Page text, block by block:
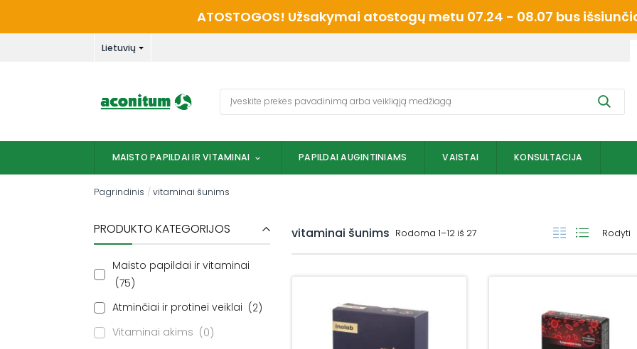
ATOSTOGOS! Užsakymai atostogų metu 07.24 - 08.07 bus
Lietuvių
Ieškoti:
MAISTO PAPILDAI IR VITAMINAI PAPILDAI AUGINTINIAMS VAISTAI KONSULTACIJA
Pagrindinis / vitaminai šunims
PRODUKTO KATEGORIJOS
Maisto papildai ir vitaminai
75
Atminčiai ir protinei veiklai
2
Vitaminai akims
0
vitaminai šunims Rodoma 1–12 iš 27 Rodyti